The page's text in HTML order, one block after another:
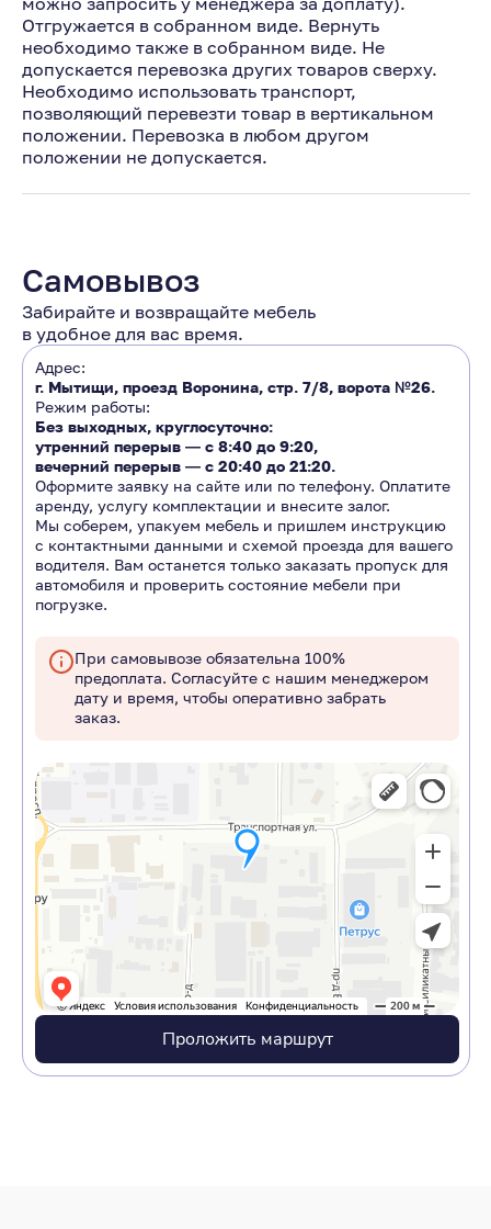
Отгружается в собранном виде. Вернуть
необходимо также в собранном виде. Не
допускается перевозка других товаров сверху.
Необходимо использовать транспорт,
позволяющий перевезти товар в вертикальном
положении. Перевозка в любом другом
положении не допускается.
Самовывоз
Забирайте и возвращайте мебель
в удобное для вас время.
Адрес:
г. Мытищи, проезд Воронина, стр. 7/8, ворота №26.
Режим работы:
Без выходных, круглосуточно:
утренний перерыв ― с 8:40 до 9:20,
вечерний перерыв ― с 20:40 до 21:20.
Оформите заявку на сайте или по телефону. Оплатите
аренду, услугу комплектации и внесите залог.
Мы соберем, упакуем мебель и пришлем инструкцию
с контактными данными и схемой проезда для вашего
водителя. Вам останется только заказать пропуск для
автомобиля и проверить состояние мебели при
погрузке.
При самовывозе обязательна 100%
предоплата. Согласуйте с нашим менеджером
дату и время, чтобы оперативно забрать
заказ.
Проложить маршрут